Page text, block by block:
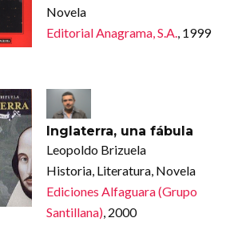
Novela
Editorial Anagrama, S.A. , 1999
Inglaterra, una fábula
Leopoldo Brizuela
Historia, Literatura, Novela
Ediciones Alfaguara (Grupo
Santillana), 2000